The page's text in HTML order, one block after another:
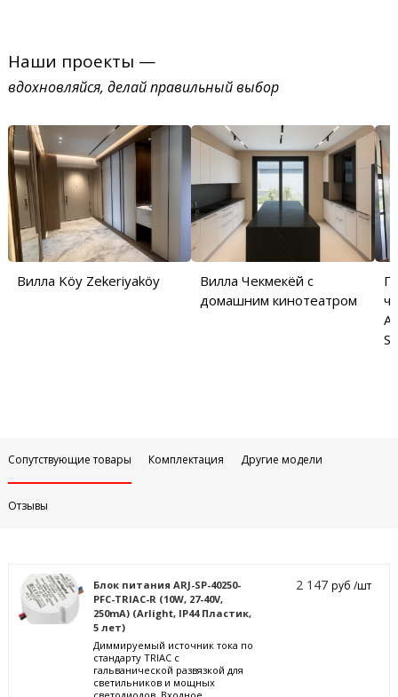
Наши проекты —
вдохновляйся, делай правильный выбор
Вилла Köy Zekeriyaköy
Вилла Чекмекёй с
домашним кинотеатром
Сопутствующие товары Комплектация Другие модели
Отзывы
Блок питания ARJ-SP-40250-
PFC-TRIAC-R (10W, 27-40V,
250mA) (Arlight, IP44 Пластик,
5 лет)
Диммируемый источник тока по
стандарту TRIAC с
гальванической развязкой для
светильников и мощных
2 147руб /шт